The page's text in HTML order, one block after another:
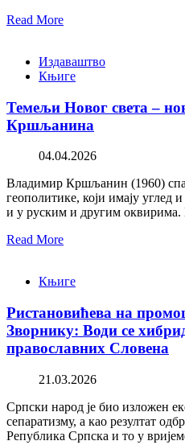
Read More
Издаваштво
Књиге
Темељи Новог света –
Кршљанина
04.04.2026
Владимир Кршљанин (1960)
геополитике, који имају углед
и у руским и другим
Read More
Књиге
Ристановићева на
Зворнику: Води се
православних Словена
21.03.2026
Српски народ је био изложен
сепаратизму, а као резултат
Република Српска и то у